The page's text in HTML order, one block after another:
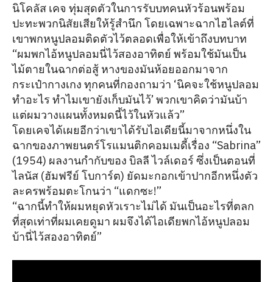
นิโคลัส เคจ ทุ่มสุดตัวในการรับบทคนหัวร้อนพร้อม
ปะทะพวกนิสัยเสียให้รู้สำนึก โดยเฉพาะฉากไฮไลต์ที่
เขาพกหนูปลอมติดตัวไว้ตลอดเพื่อให้เข้าถึงบทบาท
“ผมพกไอ้หนูปลอมนี่ไว้สองอาทิตย์ พร้อมใช้มันเป็น
ไม้ตายในฉากต่อสู้ หางของมันห้อยออกมาจาก
กระเป๋ากางเกง ทุกคนที่กองถามว่า ‘นิคจะใช้หนูปลอม
ทำอะไร ทำไมเขายังเก็บมันไว้’ พวกเขาคิดว่ามันบ้า
แต่ผมวางแผนทั้งหมดนี้ไว้ในหัวแล้ว”
โดยเคจได้เผยอีกว่าเขาได้รับไอเดียนี้มาจากหนึ่งใน
ฉากของภาพยนตร์โรแมนติกคอมเมดี้เรื่อง “Sabrina”
(1954) ผลงานกำกับของ บิลลี ไวล์เดอร์ ซึ่งเป็นตอนที่
ไลนัส (ฮัมฟรีย์ โบการ์ต) ยัดมะกอกเข้าปากอีกหนึ่งตัว
ละครพร้อมตะโกนว่า “แดกซะ!”
“ฉากนี้ทำให้ผมหยุดหัวเราะไม่ได้ มันเป็นอะไรที่ตลก
ที่สุดเท่าที่ผมเคยดูมา ผมจึงได้ไอเดียพกไอ้หนูปลอม
บ้านี่ไว้สองอาทิตย์”